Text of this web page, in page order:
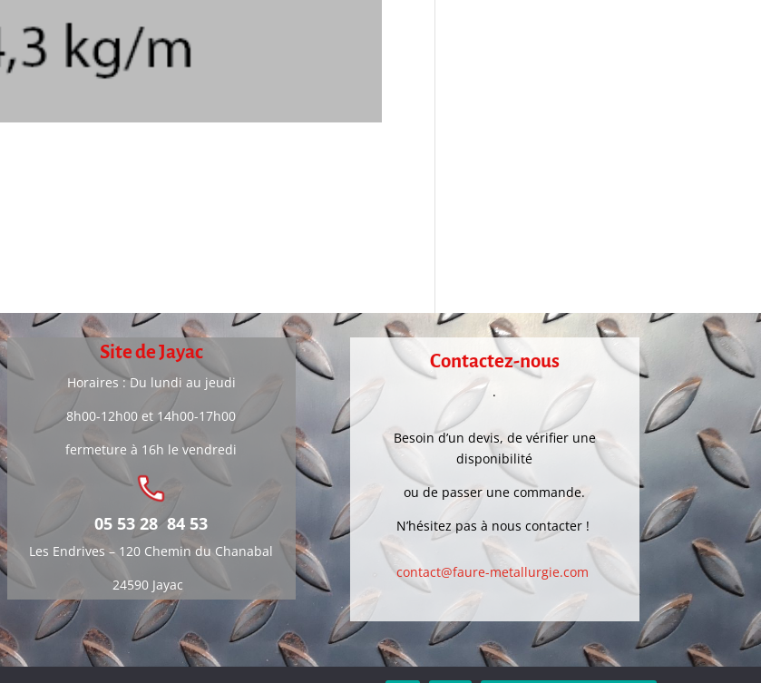
Site de Jayac
Horaires : Du lundi au jeudi
8h00-12h00 et 14h00-17h00
fermeture à 16h le vendredi
05 53 28 84 53
Les Endrives – 120 Chemin du Chanabal
24590 Jayac
Contactez-nous
.
Besoin d’un devis, de vérifier une
disponibilité
ou de passer une commande.
N’hésitez pas à nous contacter !
contact@faure-metallurgie.com